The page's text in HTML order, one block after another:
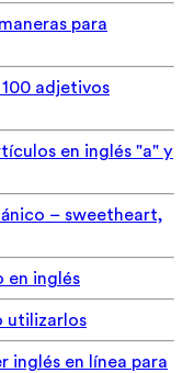
para
adjetivos
en inglés "a" y
– sweetheart,
en inglés
utilizarlos
inglés en línea para